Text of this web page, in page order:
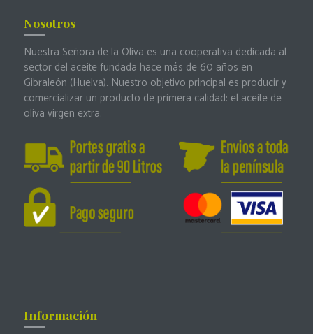
Nosotros
Nuestra Señora de la Oliva es una cooperativa dedicada al
sector del aceite fundada hace más de 60 años en
Gibraleón (Huelva). Nuestro objetivo principal es producir y
comercializar un producto de primera calidad: el aceite de
oliva virgen extra.
Información